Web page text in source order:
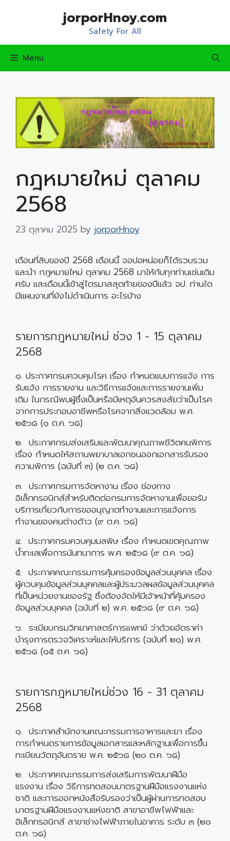
jorporHnoy.com
Safety For All
Menu
กฎหมายใหม่ ตุลาคม
2568
23 ตุลาคม 2025 by jorporHnoy
เดือนที่สิบของปี 2568 เดือนนี้ จอปอหน่อยก็ได้รวบรวม
และนำ กฎหมายใหม่ ตุลาคม 2568 มาให้กับทุกท่านเช่นเดิม
ครับ และเดือนนี้เข้าสู่ไตรมาสสุดท้ายของปีแล้ว จป. ท่านใด
มีแผนงานที่ยังไม่ดำเนินการ อะไรบ้าง
รายการกฎหมายใหม่ ช่วง 1 - 15 ตุลาคม
2568
๑. ประกาศกรมควบคุมโรค เรื่อง กำหนดแบบการแจ้ง การ
รับแจ้ง การรายงาน และวิธีการแจ้งและการรายงานเพิ่ม
เติม ในกรณีพบผู้ซึ่งเป็นหรือมีเหตุอันควรสงสัยว่าเป็นโรค
จากการประกอบอาชีพหรือโรคจากสิ่งแวดล้อม พ.ศ.
๒๕๖๘ (๑ ต.ค. ๖๘)
๒. ประกาศกรมส่งเสริมและพัฒนาคุณภาพชีวิตคนพิการ
เรื่อง กำหนดให้สถานพยาบาลเอกชนออกเอกสารรับรอง
ความพิการ (ฉบับที่ ๓) (๒ ต.ค. ๖๘)
๓. ประกาศกรมการจัดหางาน เรื่อง ช่องทาง
อิเล็กทรอนิกส์สำหรับติดต่อกรมการจัดหางานเพื่อขอรับ
บริการเกี่ยวกับการขออนุญาตทำงานและการแจ้งการ
ทำงานของคนต่างด้าว (๙ ต.ค. ๖๘)
๔. ประกาศกรมควบคุมมลพิษ เรื่อง กำหนดเขตคุณภาพ
น้ำทะเลเพื่อการนันทนาการ พ.ศ. ๒๕๖๘ (๙ ต.ค. ๖๘)
๕. ประกาศคณะกรรมการคุ้มครองข้อมูลส่วนบุคคล เรื่อง
ผู้ควบคุมข้อมูลส่วนบุคคลและผู้ประมวลผลข้อมูลส่วนบุคคล
ที่เป็นหน่วยงานของรัฐ ซึ่งต้องจัดให้มีเจ้าหน้าที่คุ้มครอง
ข้อมูลส่วนบุคคล (ฉบับที่ ๒) พ.ศ. ๒๕๖๘ (๙ ต.ค. ๖๘)
๖. ระเบียบกรมวิทยาศาสตร์การแพทย์ ว่าด้วยอัตราค่า
บำรุงการตรวจวิเคราะห์และให้บริการ (ฉบับที่ ๒๑) พ.ศ.
๒๕๖๘ (๑๕ ต.ค. ๖๘)
รายการกฎหมายใหม่ช่วง 16 - 31 ตุลาคม
2568
๑. ประกาศสำนักงานคณะกรรมการอาหารและยา เรื่อง
การกำหนดรายการข้อมูลเอกสารและหลักฐานเพื่อการขึ้น
ทะเบียนวัตถุอันตราย พ.ศ. ๒๕๖๘ (๒๐ ต.ค. ๖๘)
๒. ประกาศคณะกรรมการส่งเสริมการพัฒนาฝีมือ
แรงงาน เรื่อง วิธีการทดสอบมาตรฐานฝีมือแรงงานแห่ง
ชาติ และการออกหนังสือรับรองว่าเป็นผู้ผ่านการทดสอบ
มาตรฐานฝีมือแรงงานแห่งชาติ สาขาอาชีพไฟฟ้าและ
อิเล็กทรอนิกส์ สาขาช่างไฟฟ้าภายในอาคาร ระดับ ๓ (๒๐
ต.ค. ๖๘)